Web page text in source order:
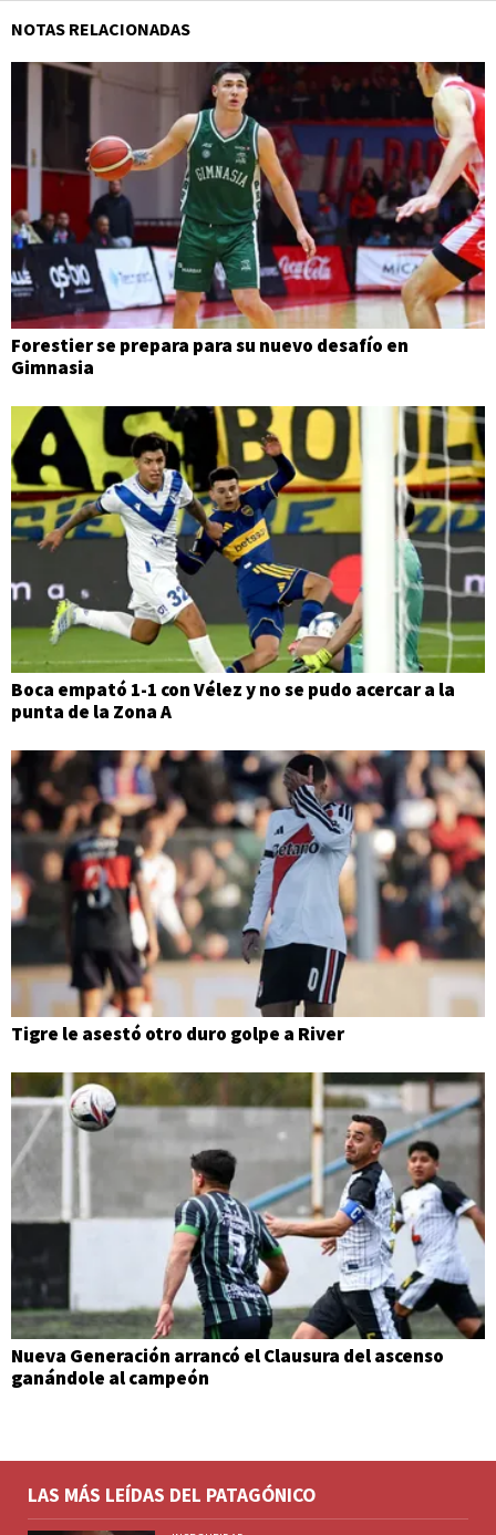
NOTAS RELACIONADAS
Forestier se prepara para su nuevo desafío en
Gimnasia
Boca empató 1-1 con Vélez y no se pudo acercar a la
punta de la Zona A
Tigre le asestó otro duro golpe a River
Nueva Generación arrancó el Clausura del ascenso
ganándole al campeón
LAS MÁS LEÍDAS DEL PATAGÓNICO